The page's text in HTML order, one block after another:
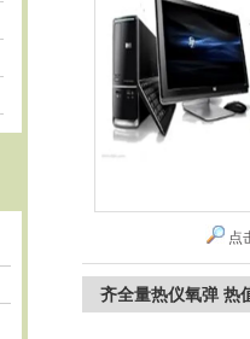
点
齐全量热仪氧弹 热